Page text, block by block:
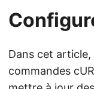
Dans cet article,
commandes